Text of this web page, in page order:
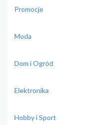
Promocje
Moda
Dom i Ogród
Elektronika
Hobby i Sport